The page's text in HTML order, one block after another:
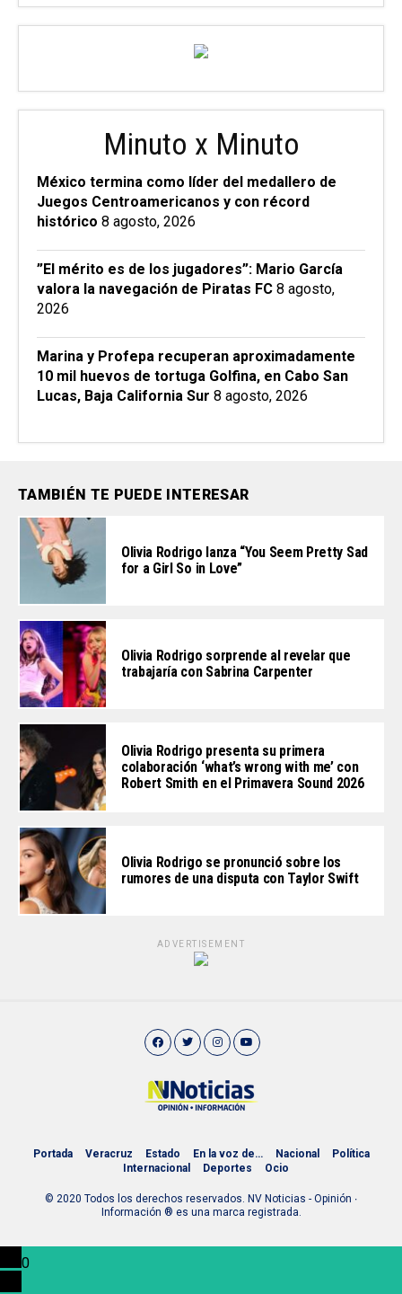
Minuto x Minuto
México termina como líder del medallero de
Juegos Centroamericanos y con récord
histórico 8 agosto, 2026
”El mérito es de los jugadores”: Mario García
valora la navegación de Piratas FC 8 agosto,
2026
Marina y Profepa recuperan aproximadamente
10 mil huevos de tortuga Golfina, en Cabo San
Lucas, Baja California Sur 8 agosto, 2026
TAMBIÉN TE PUEDE INTERESAR
Olivia Rodrigo lanza “You Seem Pretty Sad
for a Girl So in Love”
Olivia Rodrigo sorprende al revelar que
trabajaría con Sabrina Carpenter
Olivia Rodrigo presenta su primera
colaboración ‘what’s wrong with me’ con
Robert Smith en el Primavera Sound 2026
Olivia Rodrigo se pronunció sobre los
rumores de una disputa con Taylor Swift
ADVERTISEMENT
Portada Veracruz Estado En la voz de… Nacional
Política
Internacional
Deportes Ocio
© 2020 Todos los derechos reservados. NV Noticias - Opinión ∙
Información ® es una marca registrada.
0